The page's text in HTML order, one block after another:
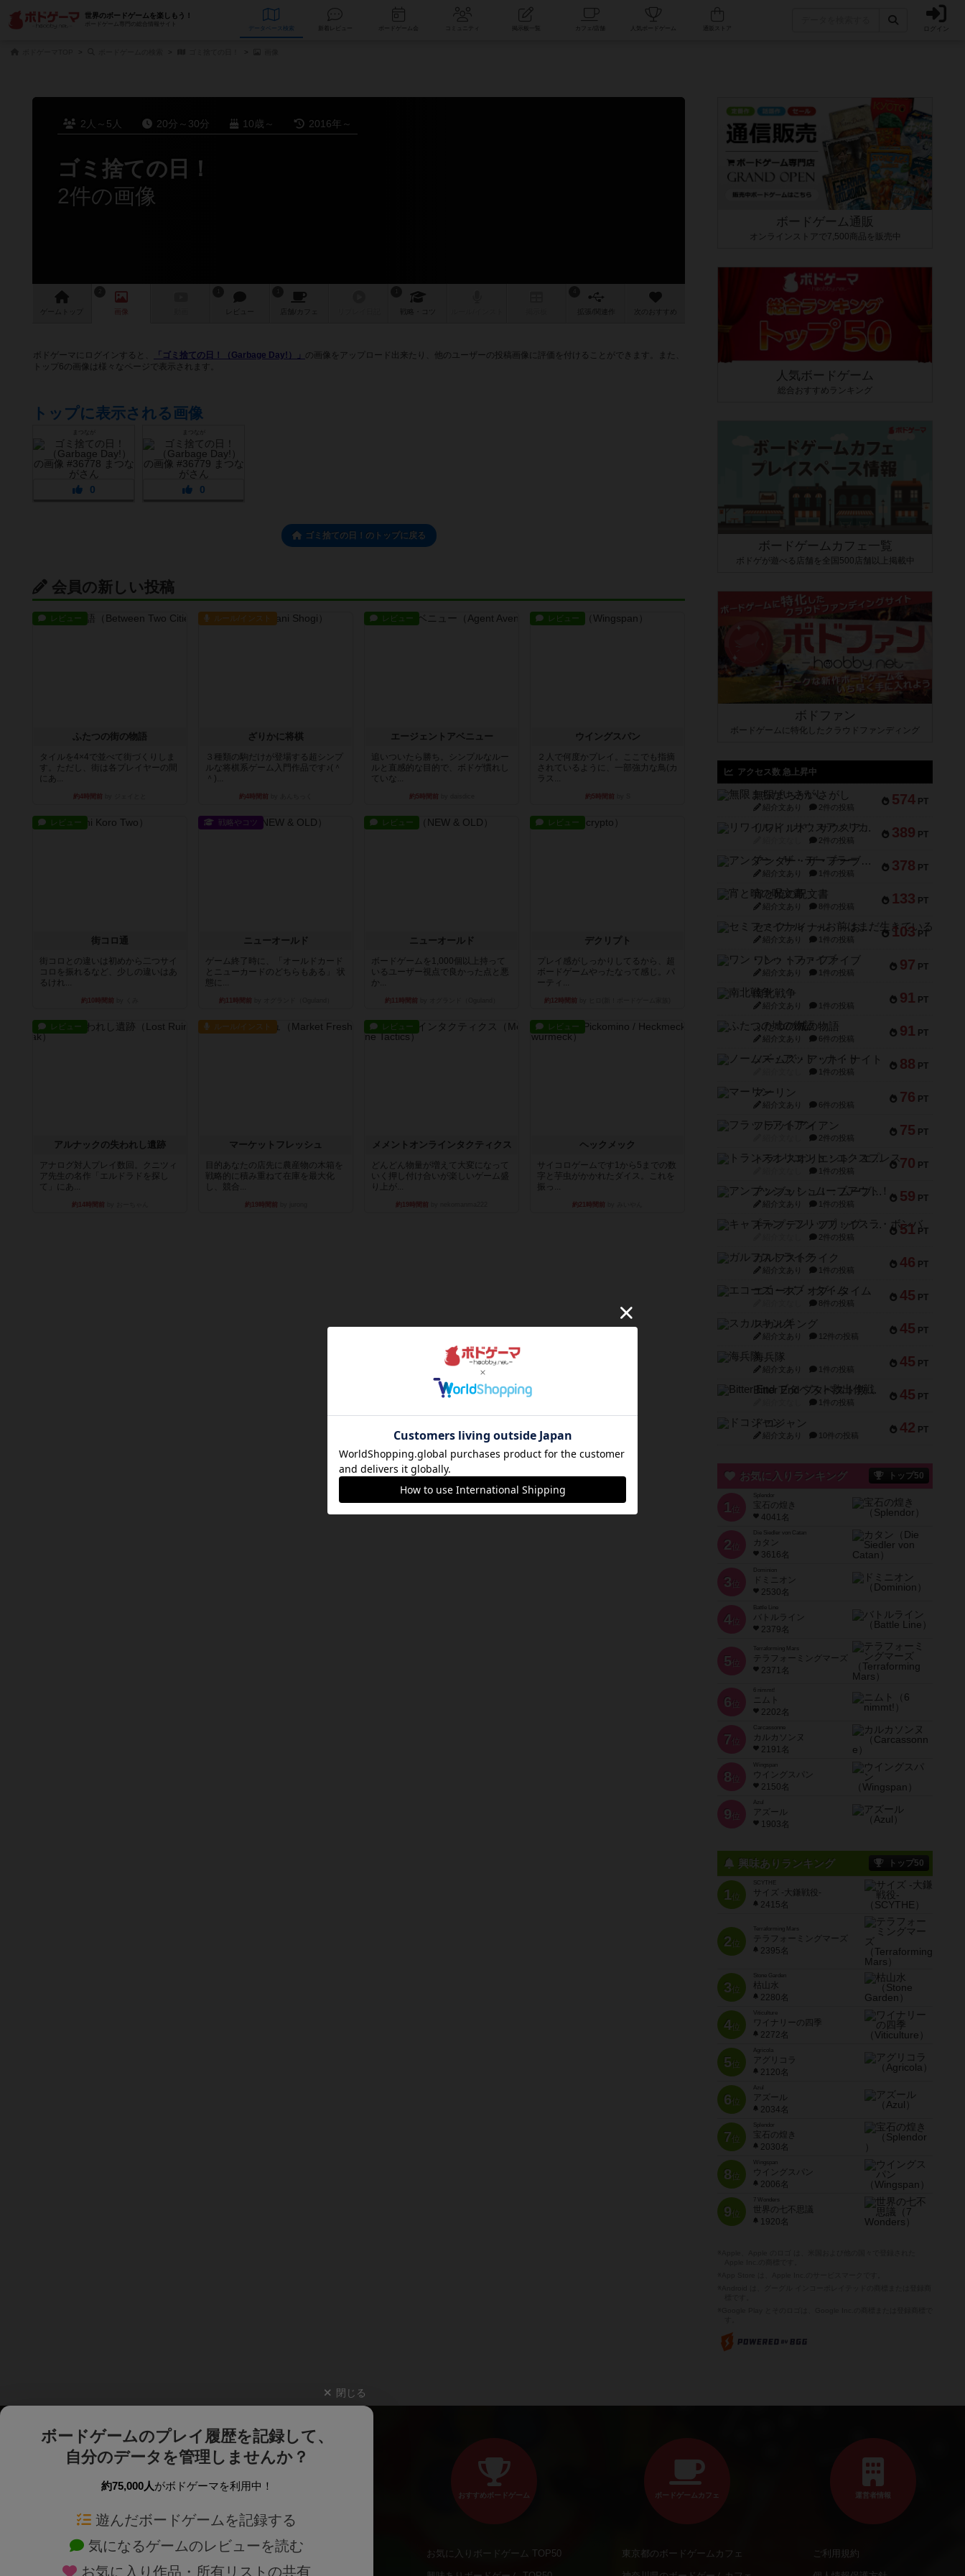
世界のボードゲームを楽しもう！
ボードゲーム専門の総合情報サイト
データベース コミュニティ 人気ボードゲーム ログイン
2人～5人 20分～30分 10歳～ 2016年～
ゴミ捨ての日！
2件の画像
ゲーム 画像 レビュー 店舗/ カフェ 戦略 作 次のおすすめ
ボドゲーマにログインすると、 「ゴミ捨ての日！（Garbage Day!）」 の画像をアップロード出来たり、他のユーザーの投稿画像に評価を付けることができます。また、
トップ6の画像は様々なページで表示されます。
トップに表示される画像
まつなが
0
まつなが
0
ゴミ捨ての日！のトップに戻る
会員の新しい投稿
レビュー
ふたつの街の物語
タイルを4×4で並べて街づくりしま
す。ただし、街は各プレイヤーの間
にあ...
約4時間前
ルール/インスト
ざりかに将棋
３種類の駒だけが登場する超シンプ
ルな将棋系ゲーム入門作品です♪(＾
＾)...
約4時間前
レビュー
エージェントアベニュー
追いついたら勝ち。シンプルなルー
ルと直感的な目的で、ボドゲ慣れし
ていな...
約5時間前
レビュー
ウイングスパン
２人で何度かプレイ。ここでも指摘
されているように、一部強力な鳥(カ
ラス...
約5時間前
レビュー
街コロ通
街コロとの違いは初めから二つサイ
コロを振れるなど、少しの違いはあ
るけれ...
約10時間前
戦略やコツ
ニューオールド
ゲーム終了時に、「オールドカード
とニューカードのどちらもある」 状
態に...
約11時間前
レビュー
ニューオールド
ボードゲームを1,000個以上持って
いるユーザー視点で良かった点と悪
か...
約11時間前
レビュー
デクリプト
プレイ感がしっかりしてるから、超
ボードゲームやったなって感じ。パ
ーティ...
約12時間前
レビュー
アルナックの失われし遺跡
アナログ対人プレイ数回。クニツィ
ア先生の名作「エルドラドを探し
て」にあ...
約14時間前
ルール/インスト
マーケットフレッシュ
目的あなたの店先に農産物の木箱を
戦略的に積み重ねて在庫を最大化
し、競合...
約19時間前
レビュー
メメントオンラインタクティクス
どんどん物量が増えて大変になって
いく押し付け合いが楽しいゲーム盛
り上が...
約19時間前
レビュー
ヘックメック
サイコロゲームです1から5までの数
字と芋虫がかかれたダイス。これを
振っ...
約21時間前
ボードゲーム通販
オンラインストアで7,500商品を販売中
人気ボードゲーム
総合おすすめランキング
ボードゲームカフェ一覧
ボドゲが遊べる店舗を全国500店舗以上掲載中
ボドファン
ボードゲームに特化したクラウドファンディング
アクセス数 急上昇中
574 PT
無限まちがいさがし
紹介文あり 2件の投稿
389 PT
リワイルド：サウスアメリカ
2件の投稿
378 PT
アンダー・ザ・テーブラー
紹介文あり 1件の投稿
133 PT
宵と暁の呪文書
紹介文あり 8件の投稿
103 PT
セミファイナル ～お前はまだ生きている～
紹介文あり 1件の投稿
97 PT
ワン・トゥ・ファイブ
紹介文あり 1件の投稿
91 PT
南北戦争
紹介文あり 1件の投稿
91 PT
ふたつの城の物語
紹介文あり 6件の投稿
88 PT
ノームズ・アット・ナイト
1件の投稿
76 PT
マーリン
紹介文あり 6件の投稿
75 PT
フラットアイアン
2件の投稿
70 PT
トランスオリエント・エクスプレス
1件の投稿
59 PT
アンブッシュ！：ムーブアウト！
紹介文あり 1件の投稿
51 PT
キャプテン・フリップ：イスラ・ボンバ
2件の投稿
46 PT
ガルフストライク
紹介文あり 1件の投稿
45 PT
エコーズ・オブ・タイム
8件の投稿
45 PT
スカルキング
紹介文あり 12件の投稿
45 PT
海兵隊
紹介文あり 1件の投稿
45 PT
Bitter End ブタペスト救出作戦
1件の投稿
42 PT
ドコジャン
紹介文あり 10件の投稿
お気に入りランキング トップ50
1 位
宝石の煌き
4041名
2 位
Die Siedler von Catan
カタン
3616名
3 位
ドミニオン
2530名
4位
Battle Line
バトルライン
2379名
5 位
Terraforming Mars
テラフォーミングマーズ
2371名
6 位
ニムト
2202名
7 位
Carcassonne
カルカソンヌ
2191名
8 位
Wingspan
ウイングスパン
2150名
9 位
Azul
アズール
1903名
興味ありランキング トップ50
1位
SCYTHE
サイズ -大鎌戦役-
2415名
2位
Terraforming Mars
テラフォーミングマーズ
2395名
3位
Stone Garden
枯山水
2280名
4位
Viticulture
ワイナリーの四季
2272名
5位
Agricola
アグリコラ
2120名
6位
Azul
アズール
2034名
7位
宝石の煌き
2030名
8位
Wingspan
ウイングスパン
2006名
9位
7 Wonders
世界の七不思議
1920名
閉じる
ボードゲームのプレイ履歴を記録して、
自分のデータを管理しませんか？
約75,000人がボドゲーマを利用中！
遊んだボードゲームを記録する
気になるゲームのレビューを読む
お気に入り作品・所有リストの共有
ボードゲームを検索する 新作・再入荷情報
おすすめボードゲーム
お気に入りボードゲーム TOP50
ボードゲームカフェ
東京都のボードゲームカフェ
運営者情報
ご利用規約